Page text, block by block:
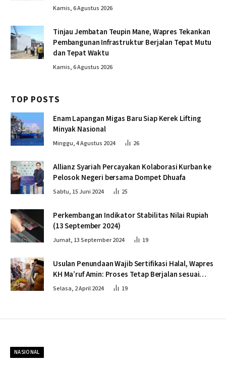
Kamis, 6 Agustus 2026
Tinjau Jembatan Teupin Mane, Wapres Tekankan
Pembangunan Infrastruktur Berjalan Tepat Mutu
dan Tepat Waktu
Kamis, 6 Agustus 2026
TOP POSTS
Enam Lapangan Migas Baru Siap Kerek Lifting
Minyak Nasional
Minggu, 4 Agustus 2024 26
Allianz Syariah Percayakan Kolaborasi Kurban ke
Pelosok Negeri bersama Dompet Dhuafa
Sabtu, 15 Juni 2024 25
Perkembangan Indikator Stabilitas Nilai Rupiah
(13 September 2024)
Jumat, 13 September 2024 19
Usulan Penundaan Wajib Sertifikasi Halal, Wapres
KH Ma’ruf Amin: Proses Tetap Berjalan sesuai
Penahapan
Selasa, 2 April 2024 19
NASIONAL